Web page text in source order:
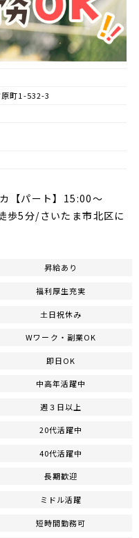
町1-532-3
【パート】15:00～
歩5分/さいたま市北区に
昇給あり
福利厚生充実
土日祝休み
Wワーク・副業OK
即日OK
中高年活躍中
週３日以上
20代活躍中
40代活躍中
長期歓迎
ミドル活躍
短時間勤務可